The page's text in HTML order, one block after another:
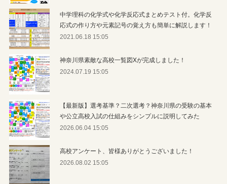
中学理科の化学式や化学反応式まとめテスト付。化学反
応式の作り方や元素記号の覚え方も簡単に解説します！
2021.06.18 15:05
神奈川県素敵な高校一覧図Xが完成しました！
2024.07.19 15:05
【最新版】選考基準？二次選考？神奈川県の受験の基本
や公立高校入試の仕組みをシンプルに説明してみた
2026.06.04 15:05
高校アンケート、皆様ありがとうございました！
2026.08.02 15:05